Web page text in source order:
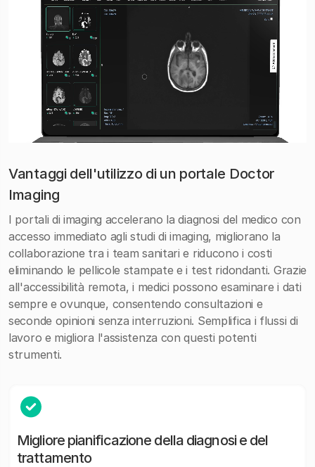
Vantaggi dell'utilizzo di un portale Doctor
Imaging
I portali di imaging accelerano la diagnosi del medico con
accesso immediato agli studi di imaging, migliorano la
collaborazione tra i team sanitari e riducono i costi
eliminando le pellicole stampate e i test ridondanti. Grazie
all'accessibilità remota, i medici possono esaminare i dati
sempre e ovunque, consentendo consultazioni e
seconde opinioni senza interruzioni. Semplifica i flussi di
lavoro e migliora l'assistenza con questi potenti
strumenti.
Migliore pianificazione della diagnosi e del
trattamento